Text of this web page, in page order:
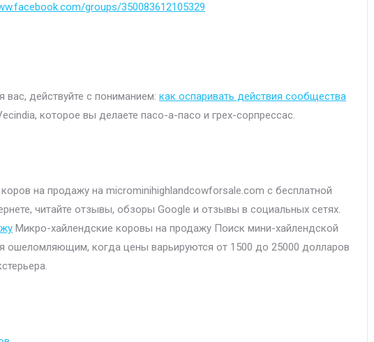
groups/350083612105329
вас, действуйте с пониманием: как оспаривать действия сообщества
которое вы делаете пасо-а-пасо и грех-сорпрессас.
на продажу на microminihighlandcowforsale.com с бесплатной
читайте отзывы, обзоры Google и отзывы в социальных сетях.
Микро-хайлендские коровы на продажу Поиск мини-хайлендской
ошеломляющим, когда цены варьируются от 1500 до 25000 долларов